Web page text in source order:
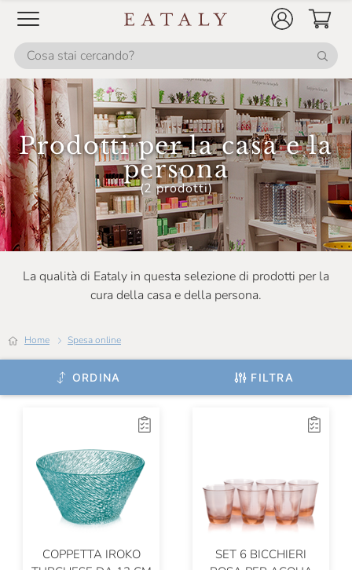
Prodotti per la casa e la
persona
(2 prodotti)
La qualità di Eataly in questa selezione di prodotti per la
cura della casa e della persona.
Home Spesa online
ORDINA FILTRA
Natura House
Nesti Dante
Ninapenda
Organyc
Pigna
Pulltex
RCR Cristalleria
Rastal
Sanelli Ambrogio
Slow Food Editore
Slow Food Editore Per Eataly
Sperling & Kupfer
TVS
Joie
COPPETTA IROKO
SET 6 BICCHIERI